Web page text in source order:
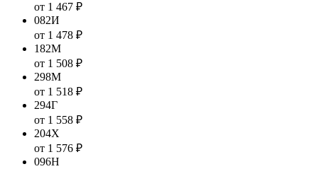
от 1 467 ₽
082И
от 1 478 ₽
182М
от 1 508 ₽
298М
от 1 518 ₽
294Г
от 1 558 ₽
204Х
от 1 576 ₽
096Н